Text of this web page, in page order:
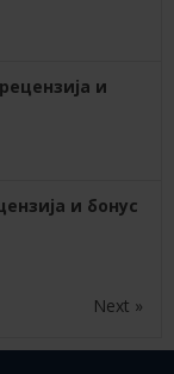
и
и бонус
Next »